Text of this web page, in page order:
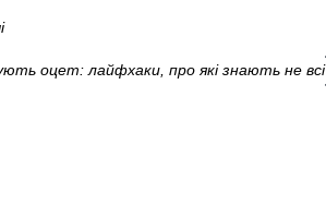
оцет: лайфхаки, про які знають не всі